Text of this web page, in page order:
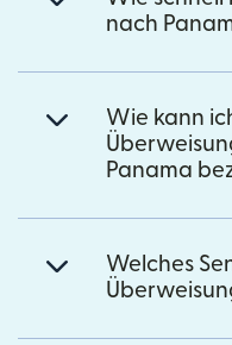
nach
Wie kann
Panama
Welches